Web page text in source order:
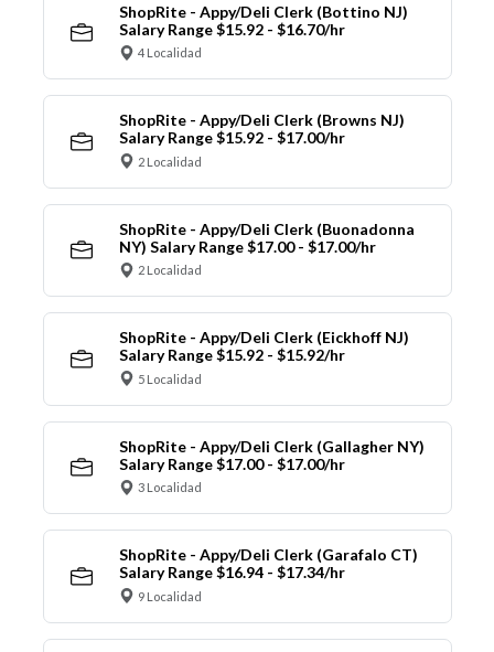
ShopRite - Appy/Deli Clerk (Bottino NJ)
Salary Range $15.92 - $16.70/hr
4 Localidad
ShopRite - Appy/Deli Clerk (Browns NJ)
Salary Range $15.92 - $17.00/hr
2 Localidad
ShopRite - Appy/Deli Clerk (Buonadonna
NY) Salary Range $17.00 - $17.00/hr
2 Localidad
ShopRite - Appy/Deli Clerk (Eickhoff NJ)
Salary Range $15.92 - $15.92/hr
5 Localidad
ShopRite - Appy/Deli Clerk (Gallagher NY)
Salary Range $17.00 - $17.00/hr
3 Localidad
ShopRite - Appy/Deli Clerk (Garafalo CT)
Salary Range $16.94 - $17.34/hr
9 Localidad